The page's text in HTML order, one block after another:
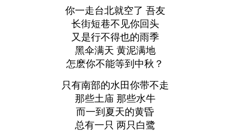
你一走台北就空了 吾友
长街短巷不见你回头
又是行不得也的雨季
黑伞满天 黄泥满地
怎麽你不能等到中秋？
只有南部的水田你带不走
那些土庙 那些水牛
而一到夏天的黄昏
总有一只 两只白鹭